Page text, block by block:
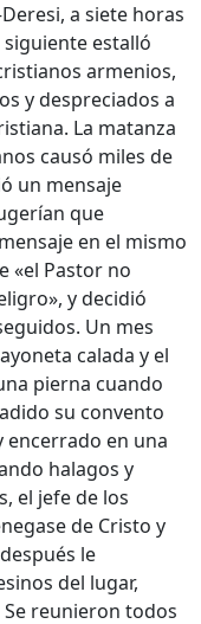
a siete horas
siguiente estalló
armenios,
y despreciados a
La matanza
causó miles de
un mensaje
que
en el mismo
«el Pastor no
y decidió
Un mes
calada y el
pierna cuando
su convento
en una
halagos y
el jefe de los
de Cristo y
le
del lugar,
reunieron todos